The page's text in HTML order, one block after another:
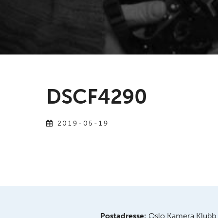
DSCF4290
2019-05-19
Postadresse: Oslo Kamera Klubb,